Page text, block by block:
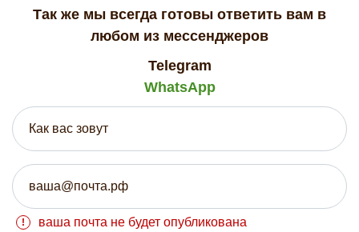
Так же мы всегда готовы ответить вам в
любом из мессенджеров
Telegram
WhatsApp
ваша почта не будет опубликована